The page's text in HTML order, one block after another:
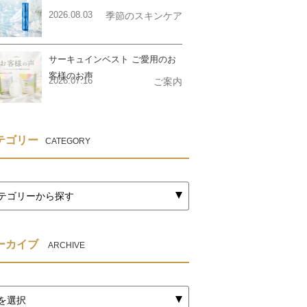
2026.08.03 季節のスキンケア
サーキュインベスト ご愛用のお
客様のお声
2026.07.16 ご案内
ゴリー CATEGORY
カイブ ARCHIVE